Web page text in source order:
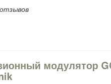
модулятор